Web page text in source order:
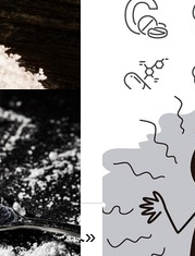
2019.05.23
2019.05.09
次へ»